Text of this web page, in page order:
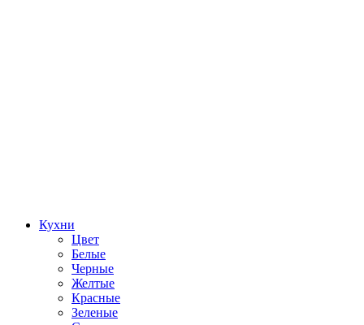
Кухни
Цвет
Белые
Черные
Желтые
Красные
Зеленые